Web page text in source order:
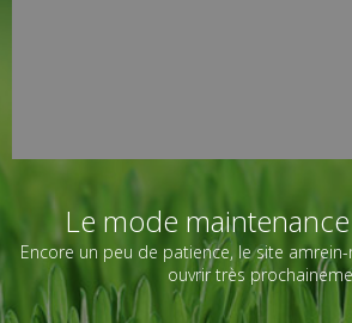
Le mode
Encore un peu de patience, le site
ouvrir très